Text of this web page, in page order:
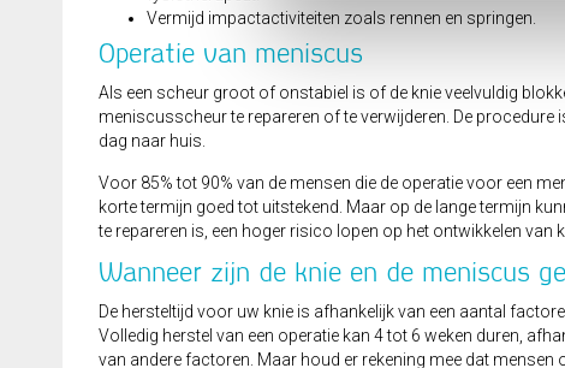
Vermijd impactactiviteiten zoals rennen en springen.
Operatie van meniscus
Als een scheur groot of onstabiel is of de knie veelvuldig
meniscusscheur te repareren of te verwijderen. De procedure
dag naar huis.
Voor 85% tot 90% van de mensen die de operatie voor een
korte termijn goed tot uitstekend. Maar op de lange termijn
te repareren is, een hoger risico lopen op het ontwikkelen van
Wanneer zijn de knie en de meniscus
De hersteltijd voor uw knie is afhankelijk van een aantal
Volledig herstel van een operatie kan 4 tot 6 weken duren,
van andere factoren. Maar houd er rekening mee dat mensen